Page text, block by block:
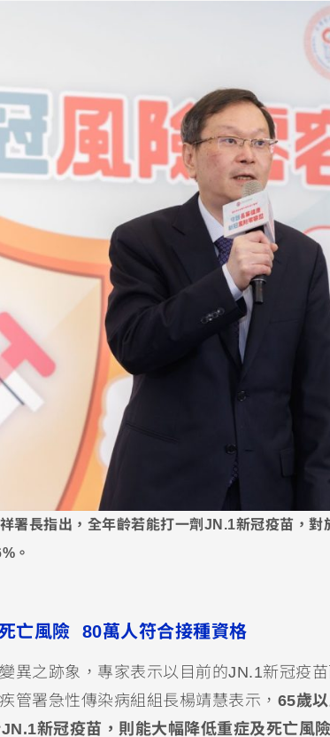
署長指出，全年齡若能打一劑JN.1新冠疫苗，
。
亡風險 80萬人符合接種資格
異之跡象，專家表示以目前的JN.1新冠疫
管署急性傳染病組組長楊靖慧表示， 65歲
新冠疫苗，則能大幅降低重症及死亡風險